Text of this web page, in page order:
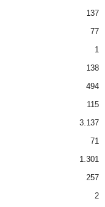
137
77
1
138
494
115
3.137
71
1.301
257
2